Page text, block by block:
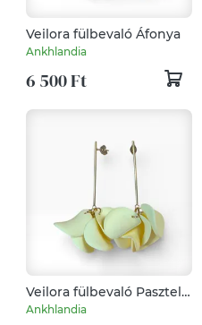
Veilora fülbevaló Áfonya
Ankhlandia
6 500 Ft
Veilora fülbevaló Pasztell
Vanília
Ankhlandia